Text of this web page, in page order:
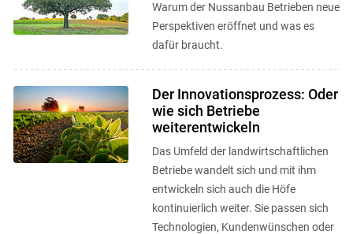
Warum der Nussanbau Betrieben neue
Perspektiven eröffnet und was es
dafür braucht.
Der Innovationsprozess: Oder
wie sich Betriebe
weiterentwickeln
Das Umfeld der landwirtschaftlichen
Betriebe wandelt sich und mit ihm
entwickeln sich auch die Höfe
kontinuierlich weiter. Sie passen sich
Technologien, Kundenwünschen oder